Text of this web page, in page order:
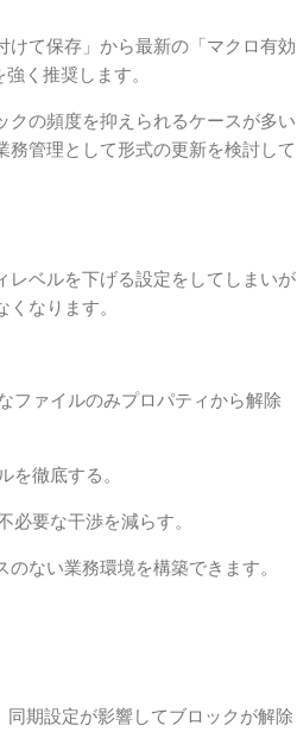
けて保存」から最新の「マクロ有効
く推奨します。
の頻度を抑えられるケースが多い
管理として形式の更新を検討して
レベルを下げる設定をしてしまいが
なります。
ファイルのみプロパティから解除
徹底する。
要な干渉を減らす。
ない業務環境を構築できます。
同期設定が影響してブロックが解除